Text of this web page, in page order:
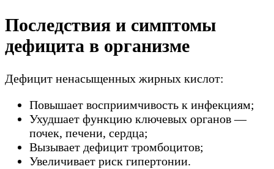
Последствия и симптомы
дефицита в организме
Дефицит ненасыщенных жирных кислот:
Повышает восприимчивость к инфекциям;
Ухудшает функцию ключевых органов —
почек, печени, сердца;
Вызывает дефицит тромбоцитов;
Увеличивает риск гипертонии.